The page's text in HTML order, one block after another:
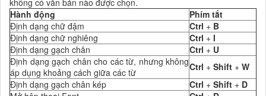
không có văn bản nào được chọn.
Hành động
Phím tắt
Định dạng chữ đậm
Ctrl + B
Định dạng chữ nghiêng
Ctrl + I
Định dạng gạch chân
Ctrl + U
Định dạng gạch chân cho các từ, nhưng không
áp dụng khoảng cách giữa các từ
Ctrl + Shift + W
Định dạng gạch chân kép
Ctrl + Shift + D